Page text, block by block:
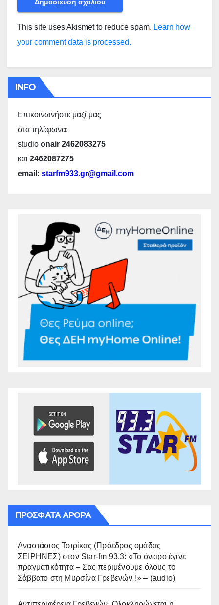
This site uses Akismet to reduce spam. Learn how
your comment data is processed.
INFO
Επικοινωνήστε μαζί μας
στα τηλέφωνα:
studio onair 2462083275
και 2462087275
email: starfm933.gr@gmail.com
ΠΡΌΣΦΑΤΑ ΆΡΘΡΑ
Αναστάσιος Τσιρίκας (Πρόεδρος ομάδας
ΣΕΙΡΗΝΕΣ) στον Star-fm 93.3: «Το όνειρο έγινε
πραγματικότητα – Σας περιμένουμε όλους το
Σάββατο στη Μυρσίνα Γρεβενών !» – (audio)